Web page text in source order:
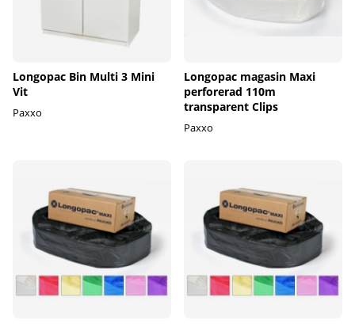
Longopac Bin Multi 3 Mini
Vit
Paxxo
Longopac magasin Maxi
perforerad 110m
transparent Clips
Paxxo